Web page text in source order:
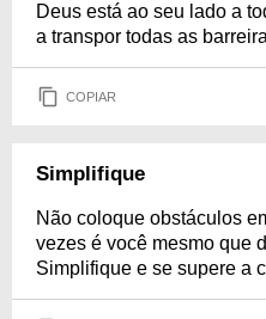
Deus está ao seu lado a
a transpor todas as
COPIAR
Simplifique
Não coloque obstáculos
vezes é você mesmo que
Simplifique e se supere a